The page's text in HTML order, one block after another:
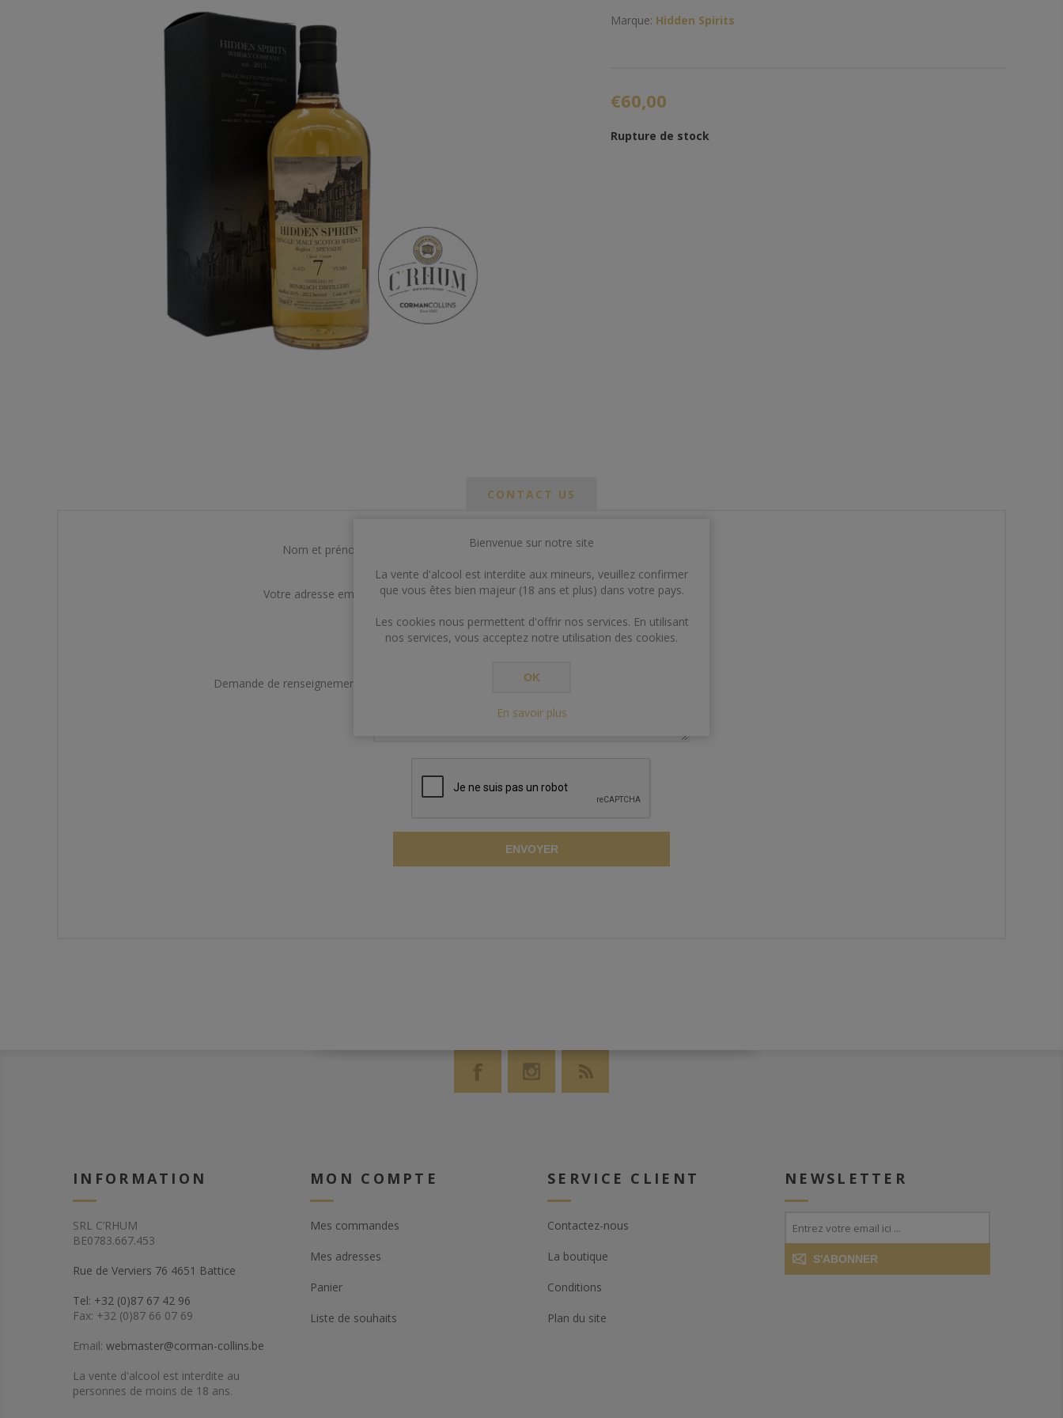
Marque: Hidden Spirits
€60,00
Rupture de stock
CONTACT US
Nom et prénom
Votre adresse email
Demande de renseignements
ENVOYER
INFORMATION
SRL C’RHUM
BE0783.667.453
Rue de Verviers 76 4651 Battice
Tel: +32 (0)87 67 42 96
Fax: +32 (0)87 66 07 69
Email: webmaster@corman-collins.be
La vente d'alcool est interdite au
personnes de moins de 18 ans.
MON COMPTE
Mes commandes
Mes adresses
Panier
Liste de souhaits
SERVICE CLIENT
Contactez-nous
La boutique
Conditions
Plan du site
NEWSLETTER
S'ABONNER
Bienvenue sur notre site
La vente d'alcool est interdite aux mineurs, veuillez confirmer
que vous êtes bien majeur (18 ans et plus) dans votre pays.
Les cookies nous permettent d'offrir nos services. En utilisant
nos services, vous acceptez notre utilisation des cookies.
OK
En savoir plus